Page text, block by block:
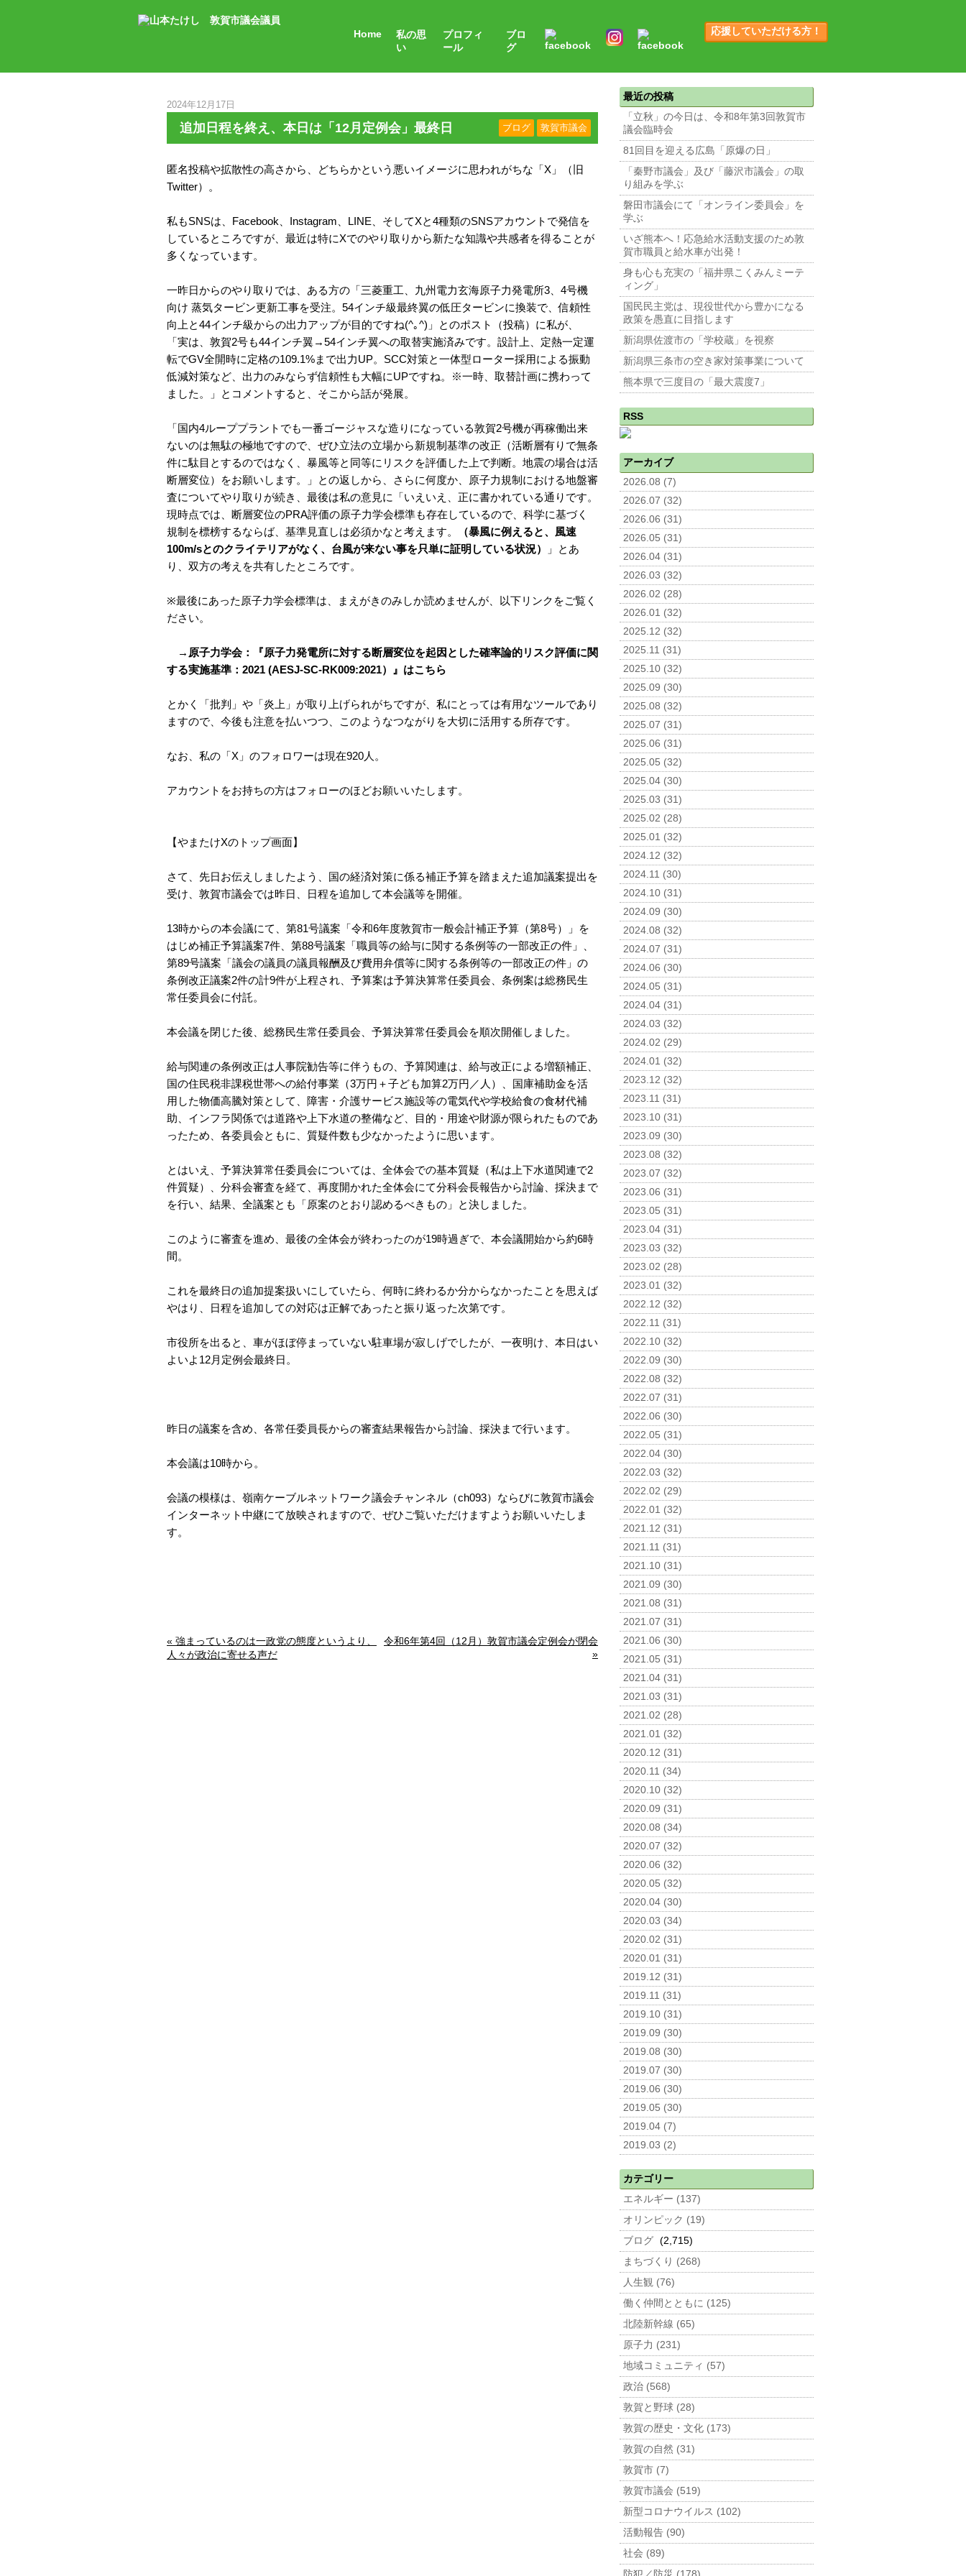
Home
私の思
い
プロフィ
ール
ブロ
グ
応援していただける方！
2024年12月17日
追加日程を終え、本日は「12月定例会」最終日 ブログ 敦賀市議会
匿名投稿や拡散性の高さから、どちらかという悪いイメージに思われがちな「X」（旧
Twitter）。
私もSNSは、Facebook、Instagram、LINE、そしてXと4種類のSNSアカウントで発信を
しているところですが、最近は特にXでのやり取りから新たな知識や共感者を得ることが
多くなっています。
一昨日からのやり取りでは、ある方の「三菱重工、九州電力玄海原子力発電所3、4号機
向け 蒸気タービン更新工事を受注。54インチ級最終翼の低圧タービンに換装で、信頼性
向上と44インチ級からの出力アップが目的ですね(^｡^)」とのポスト（投稿）に私が、
「実は、敦賀2号も44インチ翼→54インチ翼への取替実施済みです。設計上、定熱一定運
転でGV全開時に定格の109.1%まで出力UP。SCC対策と一体型ローター採用による振動
低減対策など、出力のみならず信頼性も大幅にUPですね。※一時、取替計画に携わって
ました。」とコメントすると、そこから話が発展。
「国内4ループプラントでも一番ゴージャスな造りになっている敦賀2号機が再稼働出来
ないのは無駄の極地ですので、ぜひ立法の立場から新規制基準の改正（活断層有りで無条
件に駄目とするのではなく、暴風等と同等にリスクを評価した上で判断。地震の場合は活
断層変位）をお願いします。」との返しから、さらに何度か、原子力規制における地盤審
査についてやり取りが続き、最後は私の意見に「いえいえ、正に書かれている通りです。
現時点では、断層変位のPRA評価の原子力学会標準も存在しているので、科学に基づく
規制を標榜するならば、基準見直しは必須かなと考えます。
（暴風に例えると、風速
100m/sとのクライテリアがなく、台風が来ない事を只単に証明している状況）
」とあ
り、双方の考えを共有したところです。
※最後にあった原子力学会標準は、まえがきのみしか読めませんが、以下リンクをご覧く
ださい。
→原子力学会：『原子力発電所に対する断層変位を起因とした確率論的リスク評価に関
する実施基準：2021 (AESJ-SC-RK009:2021）』はこちら
とかく「批判」や「炎上」が取り上げられがちですが、私にとっては有用なツールであり
ますので、今後も注意を払いつつ、このようなつながりを大切に活用する所存です。
なお、私の「X」のフォロワーは現在920人。
アカウントをお持ちの方はフォローのほどお願いいたします。
【やまたけXのトップ画面】
さて、先日お伝えしましたよう、国の経済対策に係る補正予算を踏まえた追加議案提出を
受け、敦賀市議会では昨日、日程を追加して本会議等を開催。
13時からの本会議にて、第81号議案「令和6年度敦賀市一般会計補正予算（第8号）」を
はじめ補正予算議案7件、第88号議案「職員等の給与に関する条例等の一部改正の件」、
第89号議案「議会の議員の議員報酬及び費用弁償等に関する条例等の一部改正の件」の
条例改正議案2件の計9件が上程され、予算案は予算決算常任委員会、条例案は総務民生
常任委員会に付託。
本会議を閉じた後、総務民生常任委員会、予算決算常任委員会を順次開催しました。
給与関連の条例改正は人事院勧告等に伴うもの、予算関連は、給与改正による増額補正、
国の住民税非課税世帯への給付事業（3万円＋子ども加算2万円／人）、国庫補助金を活
用した物価高騰対策として、障害・介護サービス施設等の電気代や学校給食の食材代補
助、インフラ関係では道路や上下水道の整備など、目的・用途や財源が限られたものであ
ったため、各委員会ともに、質疑件数も少なかったように思います。
とはいえ、予算決算常任委員会については、全体会での基本質疑（私は上下水道関連で2
件質疑）、分科会審査を経て、再度開かれた全体会にて分科会長報告から討論、採決まで
を行い、結果、全議案とも「原案のとおり認めるべきもの」と決しました。
このように審査を進め、最後の全体会が終わったのが19時過ぎで、本会議開始から約6時
間。
これを最終日の追加提案扱いにしていたら、何時に終わるか分からなかったことを思えば
やはり、日程を追加しての対応は正解であったと振り返った次第です。
市役所を出ると、車がほぼ停まっていない駐車場が寂しげでしたが、一夜明け、本日はい
よいよ12月定例会最終日。
昨日の議案を含め、各常任委員長からの審査結果報告から討論、採決まで行います。
本会議は10時から。
会議の模様は、嶺南ケーブルネットワーク議会チャンネル（ch093）ならびに敦賀市議会
インターネット中継にて放映されますので、ぜひご覧いただけますようお願いいたしま
す。
« 強まっているのは一政党の態度というより、
人々が政治に寄せる声だ
令和6年第4回（12月）敦賀市議会定例会が閉会
»
最近の投稿
「立秋」の今日は、令和8年第3回敦賀市
議会臨時会
81回目を迎える広島「原爆の日」
「秦野市議会」及び「藤沢市議会」の取
り組みを学ぶ
磐田市議会にて「オンライン委員会」を
学ぶ
いざ熊本へ！応急給水活動支援のため敦
賀市職員と給水車が出発！
身も心も充実の「福井県こくみんミーテ
ィング」
国民民主党は、現役世代から豊かになる
政策を愚直に目指します
新潟県佐渡市の「学校蔵」を視察
新潟県三条市の空き家対策事業について
熊本県で三度目の「最大震度7」
RSS
アーカイブ
2026.08 (7)
2026.07 (32)
2026.06 (31)
2026.05 (31)
2026.04 (31)
2026.03 (32)
2026.02 (28)
2026.01 (32)
2025.12 (32)
2025.11 (31)
2025.10 (32)
2025.09 (30)
2025.08 (32)
2025.07 (31)
2025.06 (31)
2025.05 (32)
2025.04 (30)
2025.03 (31)
2025.02 (28)
2025.01 (32)
2024.12 (32)
2024.11 (30)
2024.10 (31)
2024.09 (30)
2024.08 (32)
2024.07 (31)
2024.06 (30)
2024.05 (31)
2024.04 (31)
2024.03 (32)
2024.02 (29)
2024.01 (32)
2023.12 (32)
2023.11 (31)
2023.10 (31)
2023.09 (30)
2023.08 (32)
2023.07 (32)
2023.06 (31)
2023.05 (31)
2023.04 (31)
2023.03 (32)
2023.02 (28)
2023.01 (32)
2022.12 (32)
2022.11 (31)
2022.10 (32)
2022.09 (30)
2022.08 (32)
2022.07 (31)
2022.06 (30)
2022.05 (31)
2022.04 (30)
2022.03 (32)
2022.02 (29)
2022.01 (32)
2021.12 (31)
2021.11 (31)
2021.10 (31)
2021.09 (30)
2021.08 (31)
2021.07 (31)
2021.06 (30)
2021.05 (31)
2021.04 (31)
2021.03 (31)
2021.02 (28)
2021.01 (32)
2020.12 (31)
2020.11 (34)
2020.10 (32)
2020.09 (31)
2020.08 (34)
2020.07 (32)
2020.06 (32)
2020.05 (32)
2020.04 (30)
2020.03 (34)
2020.02 (31)
2020.01 (31)
2019.12 (31)
2019.11 (31)
2019.10 (31)
2019.09 (30)
2019.08 (30)
2019.07 (30)
2019.06 (30)
2019.05 (30)
2019.04 (7)
2019.03 (2)
カテゴリー
エネルギー (137)
オリンピック (19)
ブログ (2,715)
まちづくり (268)
人生観 (76)
働く仲間とともに (125)
北陸新幹線 (65)
原子力 (231)
地域コミュニティ (57)
政治 (568)
敦賀と野球 (28)
敦賀の歴史・文化 (173)
敦賀の自然 (31)
敦賀市 (7)
敦賀市議会 (519)
新型コロナウイルス (102)
活動報告 (90)
社会 (89)